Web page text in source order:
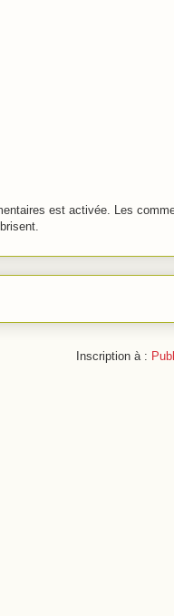
est activée. Les
Inscription à :